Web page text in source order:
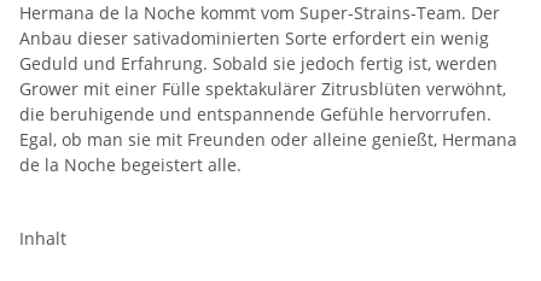
Hermana de la Noche kommt vom Super-Strains-Team. Der
Anbau dieser sativadominierten Sorte erfordert ein wenig
Geduld und Erfahrung. Sobald sie jedoch fertig ist, werden
Grower mit einer Fülle spektakulärer Zitrusblüten verwöhnt,
die beruhigende und entspannende Gefühle hervorrufen.
Egal, ob man sie mit Freunden oder alleine genießt, Hermana
de la Noche begeistert alle.
Inhalt